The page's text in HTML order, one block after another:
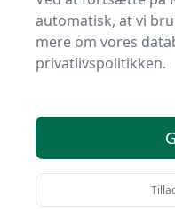
Bedste
markedet
Du er landet på
metalskabe. Vi har
nu, så du er sikret et
automatisk, at vi
mere om vores
privatlivspolitikken.